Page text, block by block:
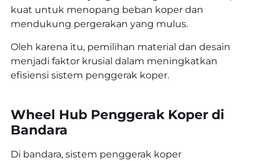
kuat untuk menopang beban koper dan
mendukung pergerakan yang mulus.
Oleh karena itu, pemilihan material dan desain
menjadi faktor krusial dalam meningkatkan
efisiensi sistem penggerak koper.
Wheel Hub Penggerak Koper di
Bandara
Di bandara, sistem penggerak koper